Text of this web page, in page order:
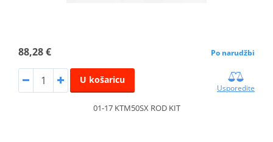
88,28 € Po narudžbi
U košaricu
Usporedite
01-17 KTM50SX ROD KIT